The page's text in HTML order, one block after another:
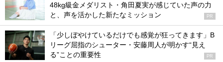
48kg級金メダリスト・角田夏実が感じていた声の力
と、声を活かした新たなミッション
PR
「少しぼやけているだけでも感覚が狂ってきます」B
リーグ屈指のシューター・安藤周人が明かす“見え
る”ことの重要性
PR